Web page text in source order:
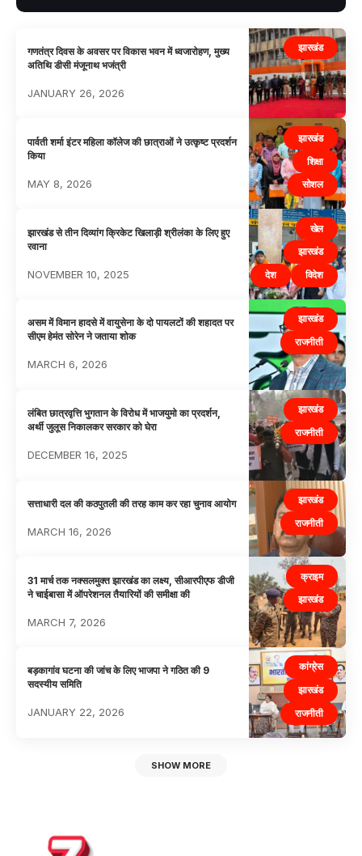
झारखंड
गणतंत्र दिवस के अवसर पर विकास भवन में ध्वजारोहण, मुख्य
अतिथि डीसी मंजूनाथ भजंत्री
JANUARY 26, 2026
झारखंड
शिक्षा
सोशल
पार्वती शर्मा इंटर महिला कॉलेज की छात्राओं ने उत्कृष्ट प्रदर्शन
किया
MAY 8, 2026
खेल
झारखंड
देश
विदेश
झारखंड से तीन दिव्यांग क्रिकेट खिलाड़ी श्रीलंका के लिए हुए
रवाना
NOVEMBER 10, 2025
झारखंड
राजनीती
असम में विमान हादसे में वायुसेना के दो पायलटों की शहादत पर
सीएम हेमंत सोरेन ने जताया शोक
MARCH 6, 2026
झारखंड
राजनीती
लंबित छात्रवृत्ति भुगतान के विरोध में भाजयुमो का प्रदर्शन,
अर्थी जुलूस निकालकर सरकार को घेरा
DECEMBER 16, 2025
झारखंड
राजनीती
सत्ताधारी दल की कठपुतली की तरह काम कर रहा चुनाव आयोग
MARCH 16, 2026
क्राइम
झारखंड
31 मार्च तक नक्सलमुक्त झारखंड का लक्ष्य, सीआरपीएफ डीजी
ने चाईबासा में ऑपरेशनल तैयारियों की समीक्षा की
MARCH 7, 2026
कांग्रेस
झारखंड
राजनीती
बड़कागांव घटना की जांच के लिए भाजपा ने गठित की 9
सदस्यीय समिति
JANUARY 22, 2026
SHOW MORE